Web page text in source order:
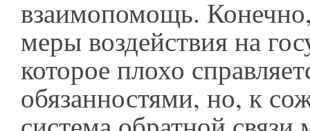
взаимопомощь.
меры воздействия на
которое плохо
обязанностями, но, к